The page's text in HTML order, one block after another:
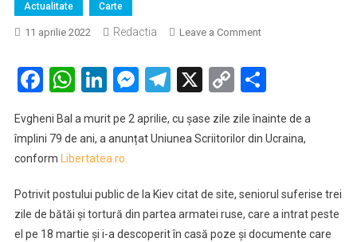
Actualitate Carte
11 aprilie 2022 Redactia Leave a Commenton
ucrainean
torturat
de
ulterior
a
murit
Facebook
WhatsApp
LinkedIn
Messenger
Telegram
X Copy
Evgheni Bal a murit pe 2 aprilie, cu șase zile zile înainte de a
împlini 79 de ani, a anunțat Uniunea Scriitorilor din Ucraina,
conform Libertatea.ro.
Potrivit postului public de la Kiev citat de site, seniorul suferise trei
zile de bătăi și tortură din partea armatei ruse, care a intrat peste
el pe 18 martie și i-a descoperit în casă poze și documente care